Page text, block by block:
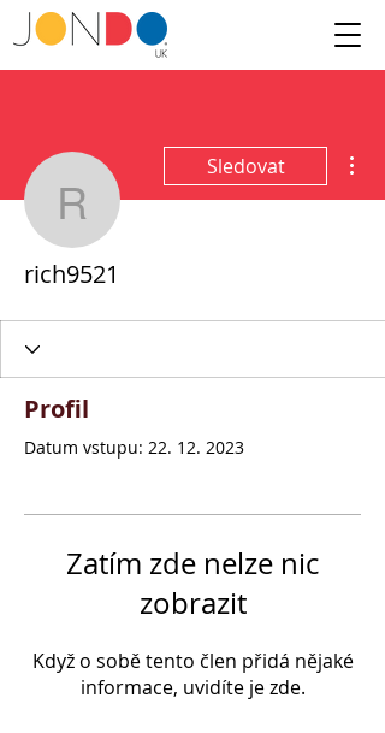
rich9521
Sledovat
rich9521
Profil
Datum vstupu: 22. 12. 2023
Zatím zde nelze nic
zobrazit
Když o sobě tento člen přidá nějaké
informace, uvidíte je zde.